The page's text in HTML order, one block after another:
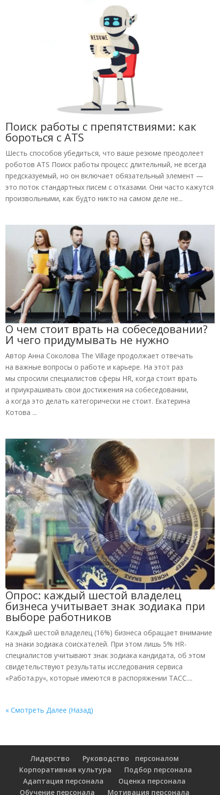
Поиск работы с препятствиями: как
бороться с ATS
Шесть способов убедиться, что ваше резюме преодолеет
роботов ATS Поиск работы процесс длительный, не всегда
предсказуемый, но он включает обязательный элемент —
это поток стандартных писем с отказами. Они часто кажутся
произвольными, как будто никто на самом деле не...
О чем стоит врать на собеседовании?
И чего придумывать не нужно
Автор Анна Соколова The Village продолжает отвечать
на важные вопросы о работе и карьере. На этот раз
мы спросили специалистов сферы HR, когда стоит врать
и приукрашивать свои достижения на собеседовании,
а когда это делать категорически не стоит. Екатерина
Котова ...
Опрос: каждый шестой владелец
бизнеса учитывает знак зодиака при
выборе работников
Каждый шестой владелец (16%) бизнеса обращает внимание
на знаки зодиака соискателей. При этом лишь 5% HR-
специалистов учитывают знак зодиака кандидата, об этом
свидетельствуют результаты исследования сервиса
«Работа.ру«, которые имеются в распоряжении ТАСС....
« Смотреть Далее (Назад)
Лидерство
Руководство персоналом
Корпоративная культура
Подбор персонала
Адаптация персонала
Оценка персонала
Обучение персонала
Мотивация персонала